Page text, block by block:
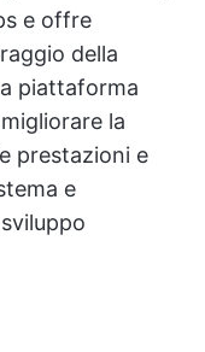
e offre
della
piattaforma
la
prestazioni e
e